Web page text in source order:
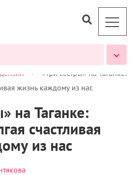
>
«Три сестры» на Таганке:
жизнь каждому из нас
на Таганке:
счастливая
из нас